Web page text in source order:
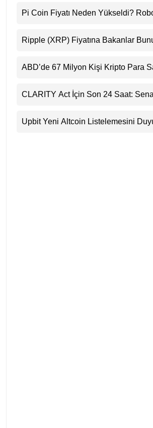
Pi Coin Fiyatı Neden Yükseldi?
Destekledi
Ripple (XRP) Fiyatına Bakanlar
Uyarı
ABD’de 67 Milyon Kişi Kripto Para
CLARITY Act İçin Son 24 Saat:
Beklentisini Bozabilir
Upbit Yeni Altcoin Listelemesini